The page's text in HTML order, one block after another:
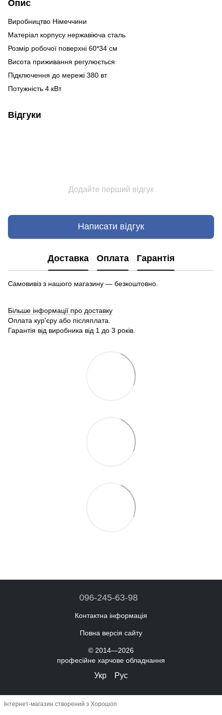
Опис
Виробництво Німеччини
Матеріал корпусу нержавіюча сталь
Розмір робочої поверхні 60*34 см
Висота приживання регулюється
Підключення до мережі 380 вт
Потужність 4 кВт
Відгуки
Додайте перший відгук
Написати відгук
Доставка Оплата Гарантія
Самовивіз з нашого магазину — безкоштовно.
Більше інформації про доставку
Оплата кур'єру або післяплата.
Гарантія від виробника від 1 до 3 років.
096-245-63-98
Контактна інформація
Повна версія сайту
© 2014—2026
професійне харчове обладнання
Укр Рус
Інтернет-магазин створений з Хорошоп